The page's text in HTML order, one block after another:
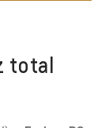
total